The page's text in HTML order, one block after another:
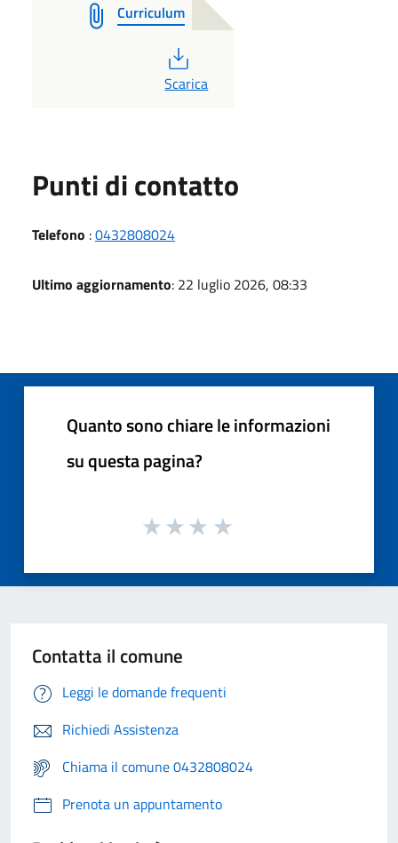
Curriculum
PDF
Scarica
Punti di contatto
Telefono :0432808024
Ultimo aggiornamento: 22 luglio 2026, 08:33
Quanto sono chiare le informazioni
su questa pagina?
Contatta il comune
Leggi le domande frequenti
Richiedi Assistenza
Chiama il comune 0432808024
Prenota un appuntamento